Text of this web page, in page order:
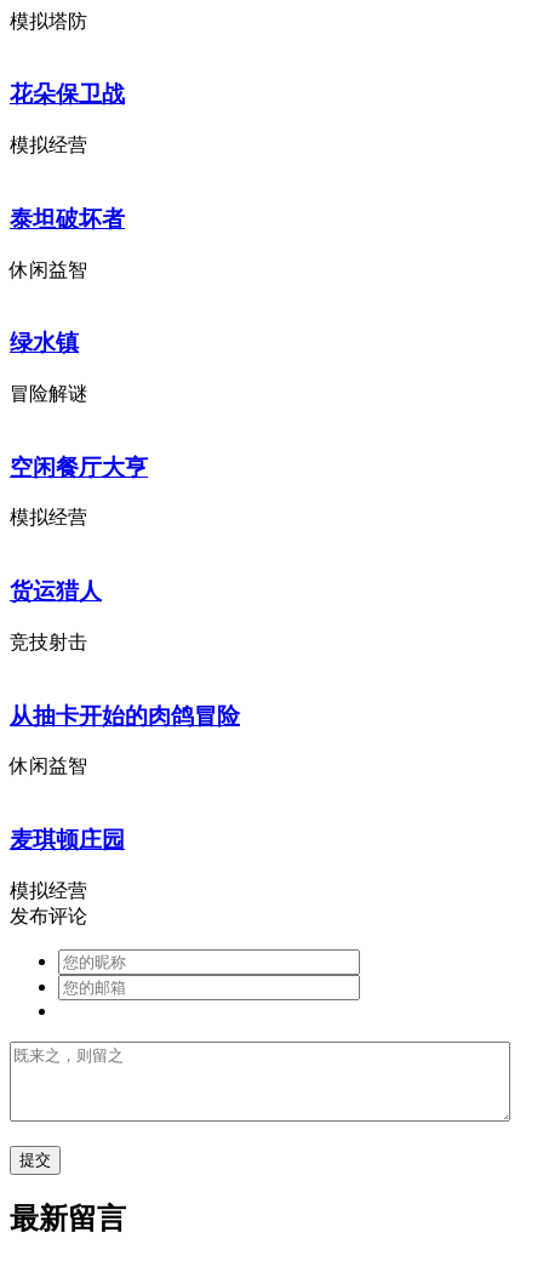
模拟塔防
花朵保卫战
模拟经营
泰坦破坏者
休闲益智
绿水镇
冒险解谜
空闲餐厅大亨
模拟经营
货运猎人
竞技射击
从抽卡开始的肉鸽冒险
休闲益智
麦琪顿庄园
模拟经营
发布评论
最新留言